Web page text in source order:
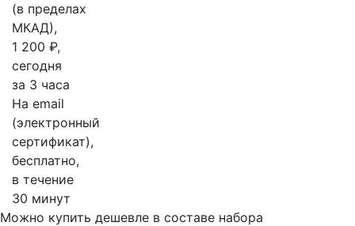
(в пределах
МКАД),
1 200 ₽,
сегодня
за 3 часа
На email
(электронный
сертификат),
бесплатно,
в течение
30 минут
Можно купить дешевле в составе набора